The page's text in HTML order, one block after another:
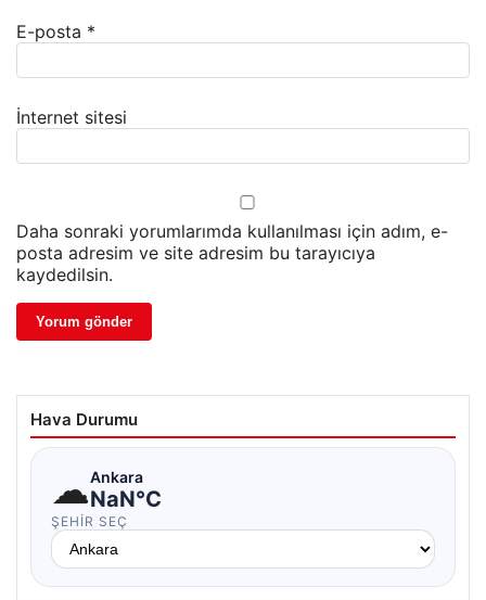
E-posta *
İnternet sitesi
Daha sonraki yorumlarımda kullanılması için adım, e-
posta adresim ve site adresim bu tarayıcıya
kaydedilsin.
Hava Durumu
☁Ankara
NaN°C
ŞEHIR SEÇ